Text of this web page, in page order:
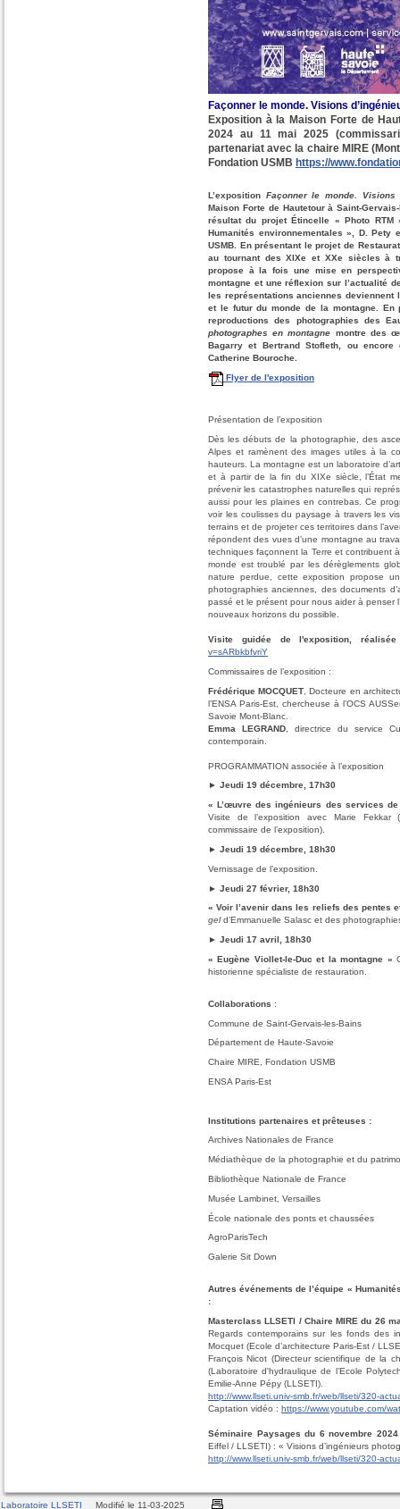
Façonner le monde. Visions
Exposition à la Maison Forte de
2024 au 11 mai 2025
partenariat avec la chaire MIRE
Fondation USMB https://
L’exposition Façonner le monde. Visions
Maison Forte de Hautetour à Saint-
résultat du projet Étincelle « Photo RTM
Humanités environnementales », D. Pety
USMB. En présentant le projet de
au tournant des XIXe et XXe siècles à
propose à la fois une mise en
montagne et une réflexion sur l’actualité
les représentations anciennes deviennent
et le futur du monde de la montagne.
reproductions des photographies des
photographes en montagne montre des
Bagarry et Bertrand Stofleth, ou
Catherine Bouroche.
Flyer de l'exposition
Présentation de l’exposition
Dès les débuts de la photographie, des
Alpes et ramènent des images utiles à la
hauteurs. La montagne est un laboratoire
et à partir de la fin du XIXe siècle, l’État
prévenir les catastrophes naturelles qui
aussi pour les plaines en contrebas. Ce
voir les coulisses du paysage à travers les
terrains et de projeter ces territoires dans
répondent des vues d’une montagne au
techniques façonnent la Terre et contribuent
monde est troublé par les dérèglements
nature perdue, cette exposition propose
photographies anciennes, des documents
passé et le présent pour nous aider à penser
nouveaux horizons du possible.
Visite guidée de l'exposition,
v=sARbkbfvriY
Commissaires de l’exposition :
Frédérique MOCQUET , Docteure en
l’ENSA Paris-Est, chercheuse à l’OCS
Savoie Mont-Blanc.
Emma LEGRAND , directrice du service
contemporain.
PROGRAMMATION associée à l’exposition
► Jeudi 19 décembre, 17h30
« L’œuvre des ingénieurs des services
Visite de l’exposition avec Marie Fekkar
commissaire de l’exposition).
► Jeudi 19 décembre, 18h30
Vernissage de l’exposition.
► Jeudi 27 février, 18h30
« Voir l’avenir dans les reliefs des pentes
geld’Emmanuelle Salasc et des
► Jeudi 17 avril, 18h30
« Eugène Viollet-le-Duc et la montagne »
historienne spécialiste de restauration.
Collaborations :
Commune de Saint-Gervais-les-Bains
Département de Haute-Savoie
Chaire MIRE, Fondation USMB
ENSA Paris-Est
Institutions partenaires et prêteuses :
Archives Nationales de France
Médiathèque de la photographie et du
Bibliothèque Nationale de France
Musée Lambinet, Versailles
École nationale des ponts et chaussées
AgroParisTech
Galerie Sit Down
Autres événements de l’équipe «
:
Masterclass LLSETI / Chaire MIRE du 26
Regards contemporains sur les fonds des
Mocquet (Ecole d’architecture Paris-Est /
François Nicot (Directeur scientifique de la
(Laboratoire d'hydraulique de l’Ecole
Emilie-Anne Pépy (LLSETI).
http://www.llseti.univ-smb.fr/web/llseti/320-
Captation vidéo : https://www.youtube.com/
Séminaire Paysages du 6 novembre
Eiffel / LLSETI) : « Visions d’ingénieurs
http://www.llseti.univ-smb.fr/web/llseti/320-
Laboratoire LLSETI Modifié le 11-03-2025